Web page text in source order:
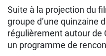
Suite à la projection du
groupe d’une quinzaine
régulièrement autour de
un programme de